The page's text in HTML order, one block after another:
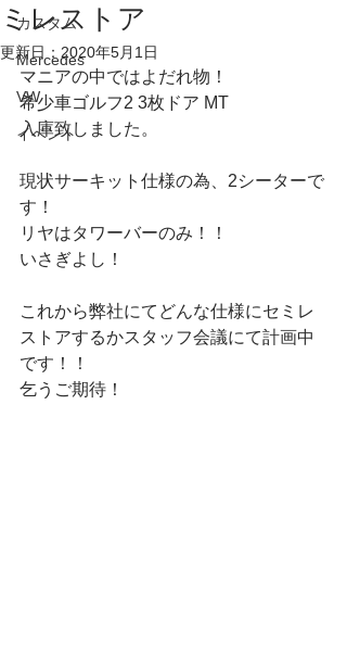
カスタム
Mercedes
VW
イベント
ミレストア
更新日： 2020年5月1日
マニアの中ではよだれ物！
希少車ゴルフ2 3枚ドア MT
入庫致しました。
現状サーキット仕様の為、2シーターで
す！
リヤはタワーバーのみ！！
いさぎよし！
これから弊社にてどんな仕様にセミレ
ストアするかスタッフ会議にて計画中
です！！
乞うご期待！